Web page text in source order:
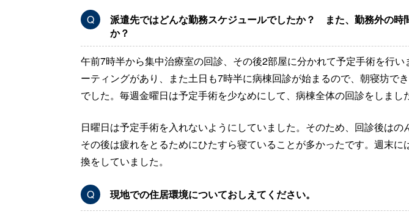
Q
派遣先ではどんな勤務スケジュールでしたか？ また、勤務外の時
か？
午前7時半から集中治療室の回診、その後2部屋に分かれて予定手術を行い
ーティングがあり、また土日も7時半に病棟回診が始まるので、朝寝坊で
でした。毎週金曜日は予定手術を少なめにして、病棟全体の回診をしまし
日曜日は予定手術を入れないようにしていました。そのため、回診後はの
その後は疲れをとるためにひたすら寝ていることが多かったです。週末
換をしていました。
Q 現地での住居環境についておしえてください。